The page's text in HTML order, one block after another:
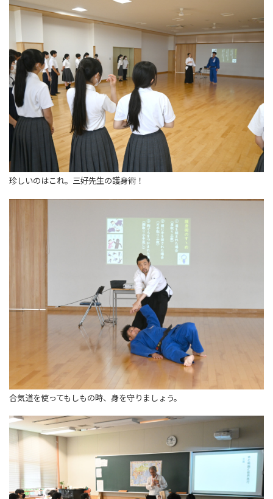
珍しいのはこれ。三好先生の護身術！
合気道を使ってもしもの時、身を守りましょう。